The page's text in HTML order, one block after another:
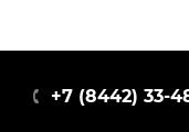
+7 (8442) 33-